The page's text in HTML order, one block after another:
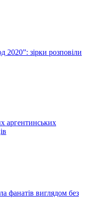
зірки розповіли
аргентинських
фанатів виглядом без